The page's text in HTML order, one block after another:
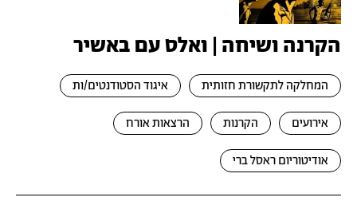
הקרנה ושיחה | ואלס עם באשיר
המחלקה לתקשורת חזותית איגוד הסטודנטים/ות
אירועים הקרנות הרצאות אורח
אודיטוריום ראסל ברי